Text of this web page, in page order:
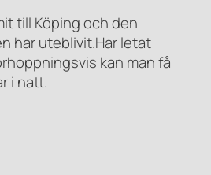
till Köping och den
har uteblivit.Har letat
kan man få
i natt.